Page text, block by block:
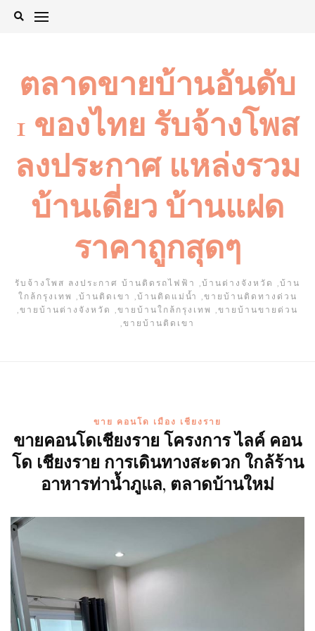
Skip
ตลาดขายบ้านอันดับ
1 ของไทย รับจ้างโพส
ลงประกาศ แหล่งรวม
บ้านเดี่ยว บ้านแฝด
ราคาถูกสุดๆ
รับจ้างโพส ลงประกาศ บ้านติดรถไฟฟ้า ,บ้านต่างจังหวัด ,บ้าน
ใกล้กรุงเทพ ,บ้านติดเขา ,บ้านติดแม่น้ำ ,ขายบ้านติดทางด่วน
,ขายบ้านต่างจังหวัด ,ขายบ้านใกล้กรุงเทพ ,ขายบ้านขายด่วน
,ขายบ้านติดเขา
ขาย คอนโด เมือง เชียงราย
ขายคอนโดเชียงราย โครงการ ไลค์ คอน
โด เชียงราย การเดินทางสะดวก ใกล้ร้าน
อาหารท่าน้ำภูแล, ตลาดบ้านใหม่